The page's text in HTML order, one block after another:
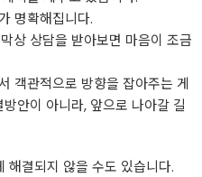
명확해집니다.
상 상담을 받아보면 마음이 조금
객관적으로 방향을 잡아주는 게
안이 아니라, 앞으로 나아갈 길
해결되지 않을 수도 있습니다.